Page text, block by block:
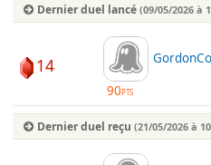
Dernier duel lancé (09/05/2026 à
14
90PTS
Dernier duel reçu (21/05/2026 à